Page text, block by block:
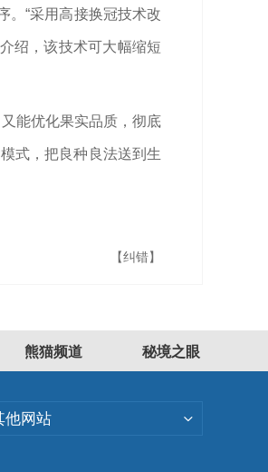
。“采用高接换冠技术改
绍，该技术可大幅缩短
能优化果实品质，彻底
式，把良种良法送到生
【纠错】
熊猫频道 秘境之眼
他网站